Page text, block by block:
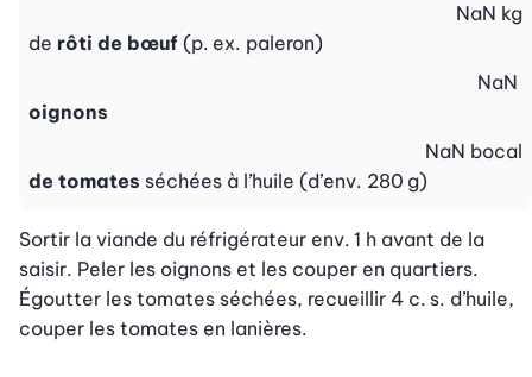
de rôti de bœuf (p. ex. paleron)
NaN kg
oignons
NaN
de tomates séchées à l’huile (d’env. 280 g)
NaN bocal
Sortir la viande du réfrigérateur env. 1 h avant de la
saisir. Peler les oignons et les couper en quartiers.
Égoutter les tomates séchées, recueillir 4 c. s. d’huile,
couper les tomates en lanières.